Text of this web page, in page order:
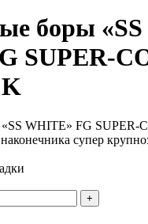
боры
SUPER-
K
WHITE» FG SUPER-
супер
+